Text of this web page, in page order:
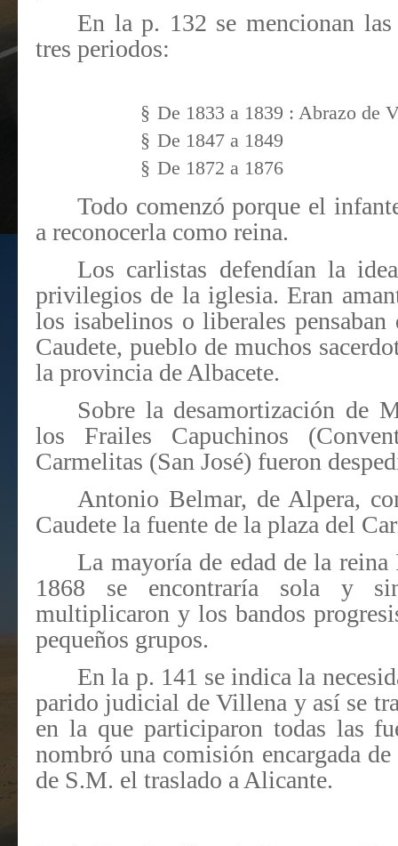
En la p. 132 se mencionan las
tres periodos:
§ De 1833 a 1839 : Abrazo de
§ De 1847 a 1849
§ De 1872 a 1876
Todo comenzó porque el
a reconocerla como reina.
Los carlistas defendían la
privilegios de la iglesia. Eran
los isabelinos o liberales pensaban
Caudete, pueblo de muchos
la provincia de Albacete.
Sobre la desamortización de
los Frailes Capuchinos
Carmelitas (San José) fueron
Antonio Belmar, de Alpera,
Caudete la fuente de la plaza del
La mayoría de edad de la
1868 se encontraría sola y
multiplicaron y los bandos
pequeños grupos.
En la p. 141 se indica la
parido judicial de Villena y así se
en la que participaron todas las
nombró una comisión encargada
de S.M. el traslado a Alicante.